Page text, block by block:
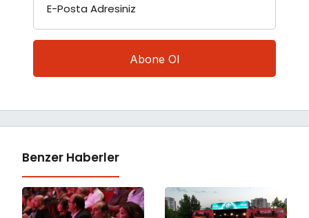
E-Posta Adresiniz
Benzer Haberler